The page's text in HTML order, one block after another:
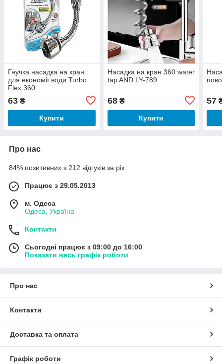
Гнучка насадка на кран
для економії води Turbo
Flex 360
63 ₴
Купити
Насадка на кран 360 water
tap AND LY-789
68₴
Купити
57
Про нас
84% позитивних з 212 відгуків за рік
Працює з 29.05.2013
м. Одеса
Одеса, Україна
Контакти
Сьогодні працює з 09:00 до 16:00
Показати весь графік роботи
Про нас
Контакти
Доставка та оплата
Графік роботи